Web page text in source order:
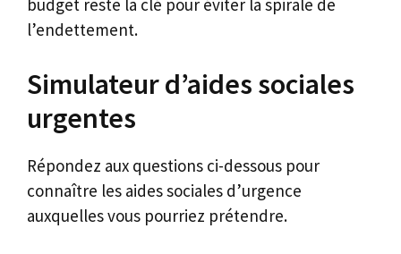
budget reste la clé pour éviter la spirale de
l’endettement.
Simulateur d’aides sociales
urgentes
Répondez aux questions ci-dessous pour
connaître les aides sociales d’urgence
auxquelles vous pourriez prétendre.